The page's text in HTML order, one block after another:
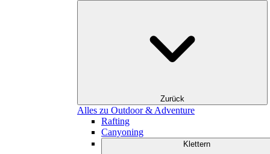
Zurück
Alles zu Outdoor & Adventure
Rafting
Canyoning
Klettern